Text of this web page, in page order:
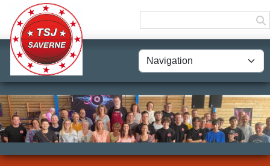
Panneau de gestion des cookies